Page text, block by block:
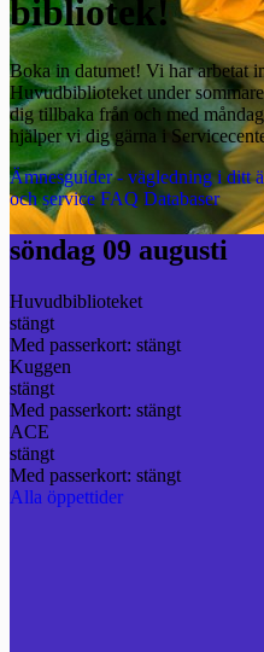
bibliotek!
Boka in datumet! Vi har arbetat
Huvudbiblioteket under
dig tillbaka från och med
hjälper vi dig gärna i
Ämnesguider - vägledning i ditt
och service FAQ Databaser
söndag 09 augusti
Huvudbiblioteket
stängt
Med passerkort: stängt
Kuggen
stängt
Med passerkort: stängt
ACE
stängt
Med passerkort: stängt
Alla öppettider